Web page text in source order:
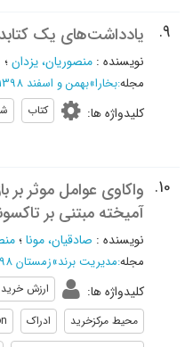
9. یادداشت‌های یک کتابدار
نویسنده : منصوریان، یزدان؛
مجله:بخارا»بهمن و اسفند 1398 - شماره 135
کلیدواژه ها: کتاب
10.
واکاوی عوامل موثر بر
آمیخته مبتنی بر
نویسنده : صادقیان، مونا؛
مجله:مدیریت برند»زمستان 1398 - شماره 20
کلیدواژه ها: ارزش خرید
محیط مرکزخرید
ادراک